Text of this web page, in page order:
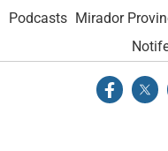
Podcasts Mirador